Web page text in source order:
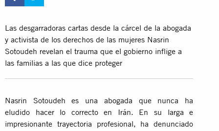
Las desgarradoras cartas desde la cárcel de la abogada
y activista de los derechos de las mujeres Nasrin
Sotoudeh revelan el trauma que el gobierno inflige a
las familias a las que dice proteger
Nasrin Sotoudeh es una abogada que nunca ha
eludido hacer lo correcto en Irán. En su larga e
impresionante trayectoria profesional, ha denunciado